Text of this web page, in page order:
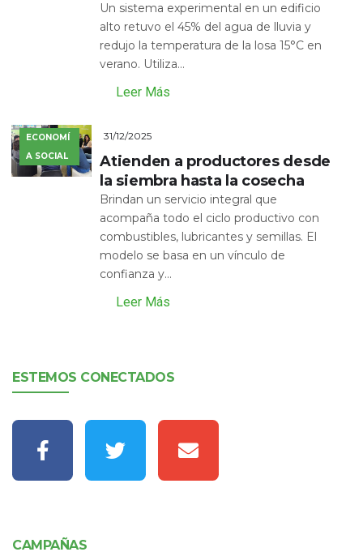
Un sistema experimental en un edificio
alto retuvo el 45% del agua de lluvia y
redujo la temperatura de la losa 15°C en
verano. Utiliza...
Leer Más
ECONOMÍ
A SOCIAL
31/12/2025
Atienden a productores desde
la siembra hasta la cosecha
Brindan un servicio integral que
acompaña todo el ciclo productivo con
combustibles, lubricantes y semillas. El
modelo se basa en un vínculo de
confianza y...
Leer Más
ESTEMOS CONECTADOS
CAMPAÑAS